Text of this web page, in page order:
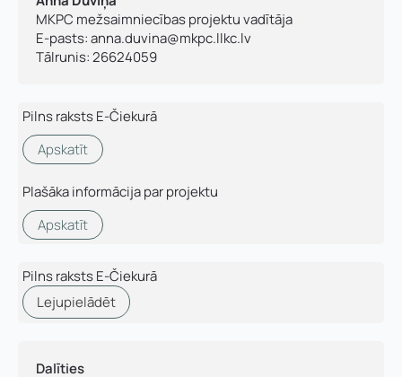
MKPC mežsaimniecības projektu vadītāja
E-pasts:anna.duvina@mkpc.llkc.lv
Tālrunis: 26624059
Pilns raksts E-Čiekurā
Apskatīt
Plašāka informācija par projektu
Apskatīt
Pilns raksts E-Čiekurā
Lejupielādēt
Dalīties
Telefons*
Pievieno savu CV un motivācijas vēstuli
Jūs varat augšupielādēt līdz 2 failiem.
Nosūtīt pieteikumu
Kontakttālrunis*
E
p
s
t
a
*
z
ņ
ē
m
Pamatnozare
Piezīmes